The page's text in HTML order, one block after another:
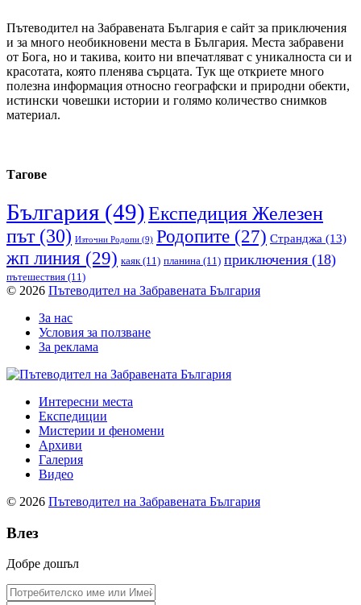
Пътеводител на Забравената България е сайт за приключения
и за много необикновени места в България. Места забравени
от Бога, но и такива, които ни впечатляват с уникалноста си и
красотата, която пленява сърцата. Тук ще откриете много
полезна информация относно географски и природни обекти,
истински човешки истории и голямо количество снимков
материал.
Тагове
България (49)Експедиция Железен
път(30) Източни Родопи (9) Родопите (27) Странджа (13)
жп линия (29) каяк(11) планина (11) приключения (18)
пътешествия (11)
© 2026 Пътеводител на Забравената България
За нас
Условия за ползване
За реклама
Интересни места
Експедиции
Мистерии и феномени
Архиви
Галерия
Видео
© 2026 Пътеводител на Забравената България
Влез
Добре дошъл